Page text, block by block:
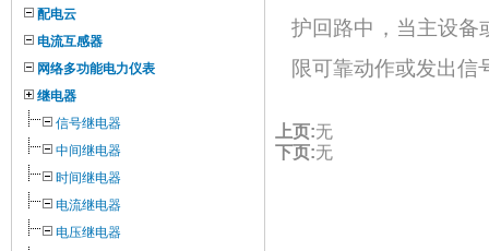
配电云
电流互感器
网络多功能电力仪表
继电器
信号继电器
中间继电器
时间继电器
电流继电器
电压继电器
护回路中，当主设备
限可靠动作或发出信
上页:无
下页:无